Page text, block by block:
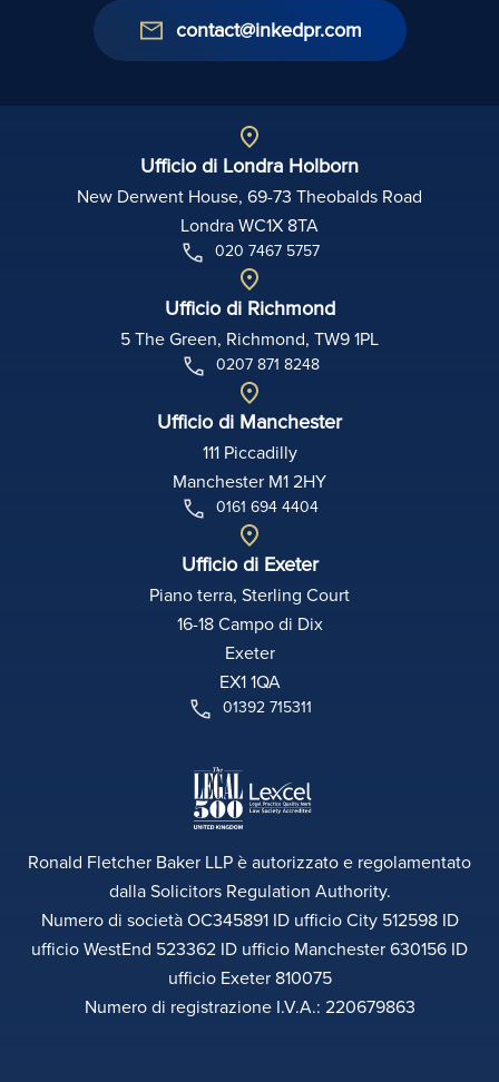
contact@inkedpr.com
Ufficio di Londra Holborn
New Derwent House, 69-73 Theobalds Road
Londra WC1X 8TA
020 7467 5757
Ufficio di Richmond
5 The Green, Richmond, TW9 1PL
0207 871 8248
Ufficio di Manchester
111 Piccadilly
Manchester M1 2HY
0161 694 4404
Ufficio di Exeter
Piano terra, Sterling Court
16-18 Campo di Dix
Exeter
EX1 1QA
01392 715311
Ronald Fletcher Baker LLP è autorizzato e regolamentato
dalla Solicitors Regulation Authority.
Numero di società OC345891 ID ufficio City 512598 ID
ufficio WestEnd 523362 ID ufficio Manchester 630156 ID
ufficio Exeter 810075
Numero di registrazione I.V.A.: 220679863